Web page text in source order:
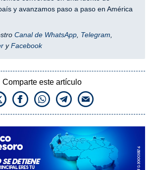
y avanzamos paso a paso en América
Canal de WhatsApp Telegram
yFacebook
Comparte este artículo